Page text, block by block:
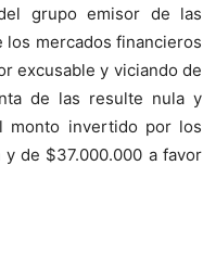
grupo emisor de las
mercados financieros
excusable y viciando de
de las resulte nula y
monto invertido por los
de $37.000.000 a favor